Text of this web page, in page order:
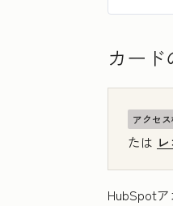
カー
アクセ
たは
HubSpot